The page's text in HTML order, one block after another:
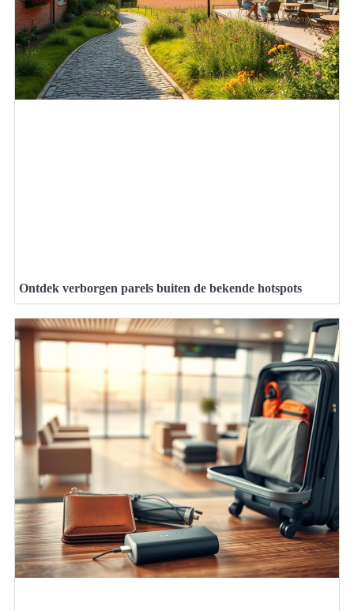
Ontdek verborgen parels buiten de bekende hotspots